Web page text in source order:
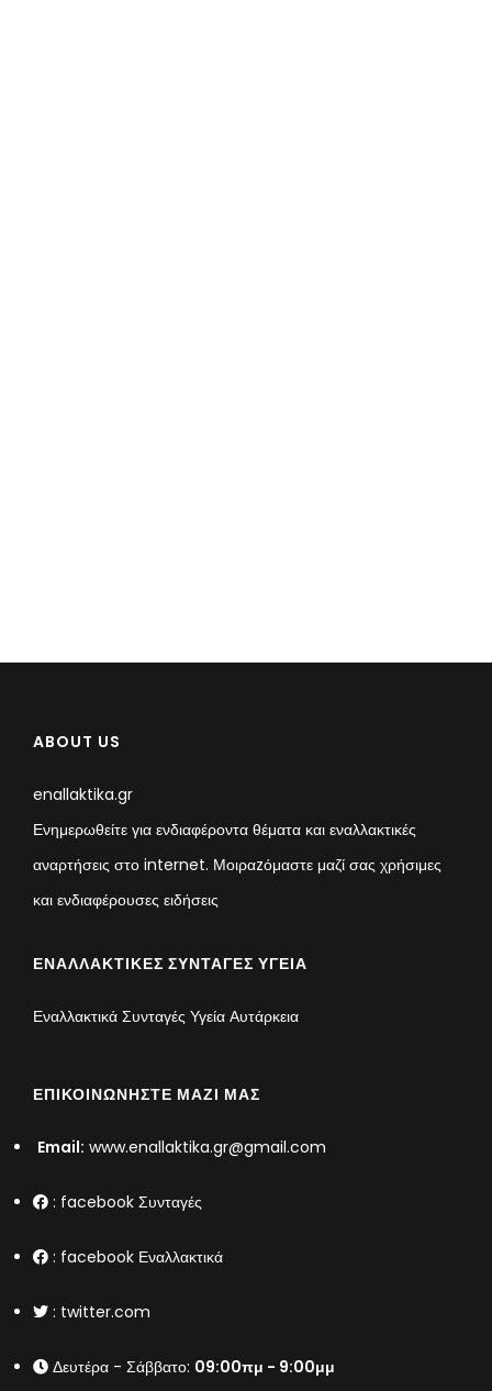
ABOUT US
enallaktika.gr
Ενημερωθείτε για ενδιαφέροντα θέματα και εναλλακτικές
αναρτήσεις στο internet. Μοιραzόμαστε μαζί σας χρήσιμες
και ενδιαφέρουσες ειδήσεις
ΕΝΑΛΛΑΚΤΙΚΈΣ ΣΥΝΤΑΓΈΣ ΥΓΕΊΑ
Εναλλακτικά Συνταγές Υγεία Αυτάρκεια
ΕΠΙΚΟΙΝΩΝΉΣΤΕ ΜΑΖΊ ΜΑΣ
Email: www.enallaktika.gr@gmail.com
: facebook Συνταγές
: facebook Εναλλακτικά
: twitter.com
Δευτέρα - Σάββατο: 09:00πμ - 9:00μμ